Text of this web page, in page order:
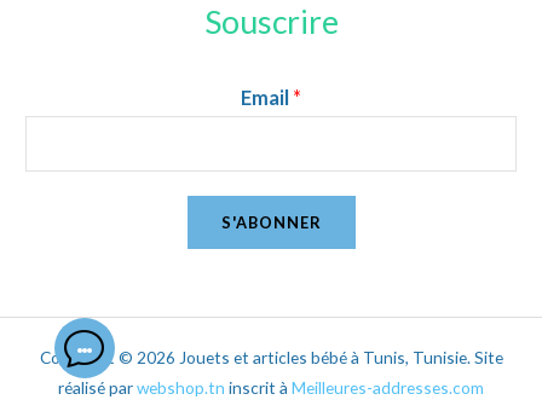
Souscrire
Email *
S'ABONNER
Copyright © 2026 Jouets et articles bébé à Tunis, Tunisie. Site
réalisé parwebshop.tn inscrit à Meilleures-addresses.com